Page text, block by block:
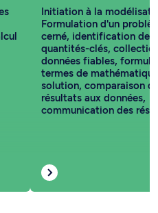
Initiation à la
Formulation d'un
cerné, identification des
quantités-clés,
données fiables,
termes de
solution, comparaison
résultats aux données,
communication des